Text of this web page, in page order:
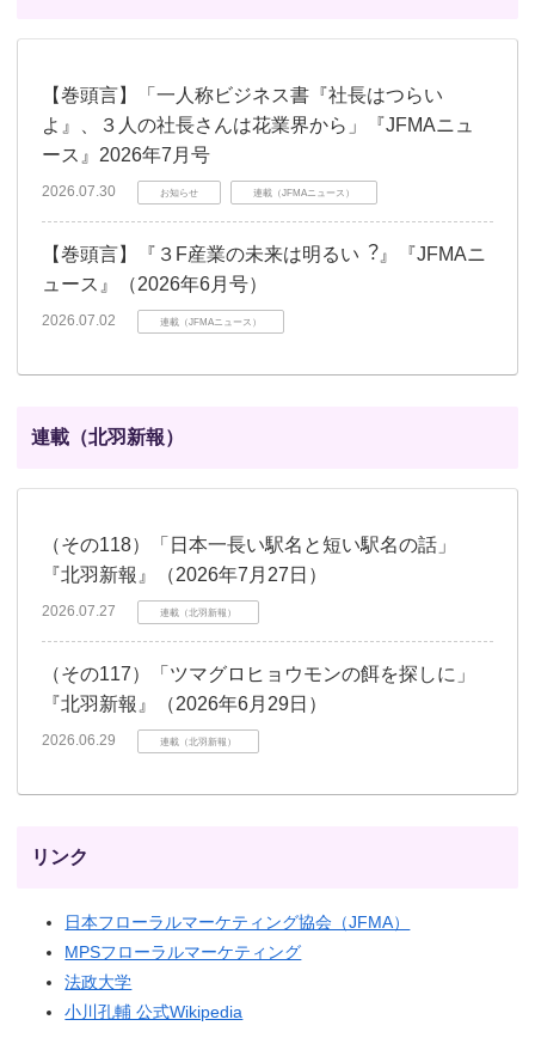
【巻頭言】「一人称ビジネス書『社長はつらい
よ』、３人の社長さんは花業界から」『JFMAニュ
ース』2026年7月号
2026.07.30 お知らせ 連載（JFMAニュース）
【巻頭言】『３F産業の未来は明るい︖』『JFMAニ
ュース』（2026年6月号）
2026.07.02 連載（JFMAニュース）
連載（北羽新報）
（その118）「日本一長い駅名と短い駅名の話」
『北羽新報』（2026年7月27日）
2026.07.27 連載（北羽新報）
（その117）「ツマグロヒョウモンの餌を探しに」
『北羽新報』（2026年6月29日）
2026.06.29 連載（北羽新報）
リンク
日本フローラルマーケティング協会（JFMA）
MPSフローラルマーケティング
法政大学
小川孔輔 公式Wikipedia